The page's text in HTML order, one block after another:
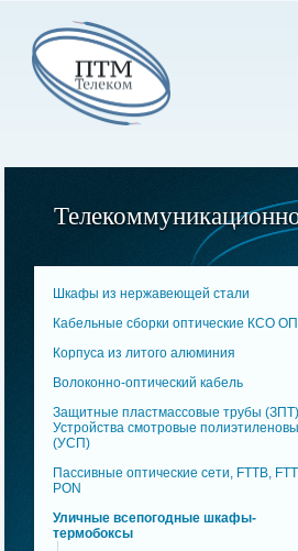
Шкафы из нержавеющей стали
Кабельные сборки оптические КСО
Корпуса из литого алюминия
Волоконно-оптический кабель
Защитные пластмассовые трубы
Устройства смотровые
(УСП)
Пассивные оптические сети, FTTB,
PON
Уличные всепогодные шкафы-
термобоксы